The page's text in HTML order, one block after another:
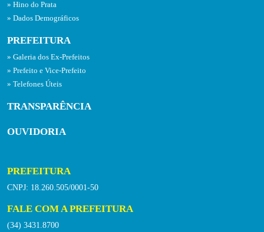
Hino do Prata
Dados Demográficos
PREFEITURA
Galeria dos Ex-Prefeitos
Prefeito e Vice-Prefeito
Telefones Úteis
TRANSPARÊNCIA
OUVIDORIA
PREFEITURA
CNPJ: 18.260.505/0001-50
FALE COM A PREFEITURA
(34) 3431.8700